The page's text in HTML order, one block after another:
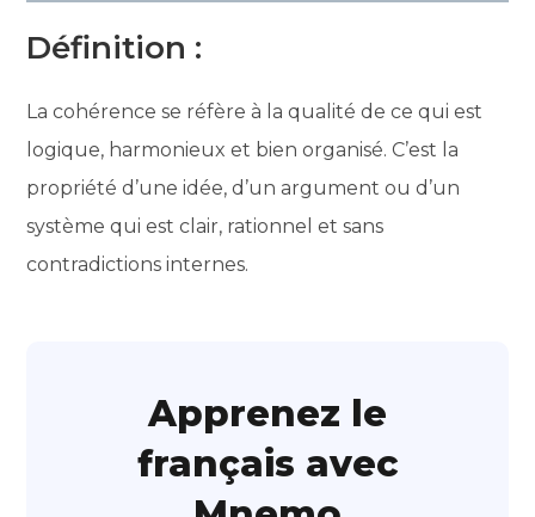
Définition :
La cohérence se réfère à la qualité de ce qui est
logique, harmonieux et bien organisé. C’est la
propriété d’une idée, d’un argument ou d’un
système qui est clair, rationnel et sans
contradictions internes.
Apprenez le
français avec